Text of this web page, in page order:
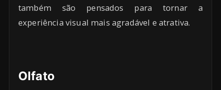
também são pensados para tornar a
experiência visual mais agradável e atrativa.
Olfato